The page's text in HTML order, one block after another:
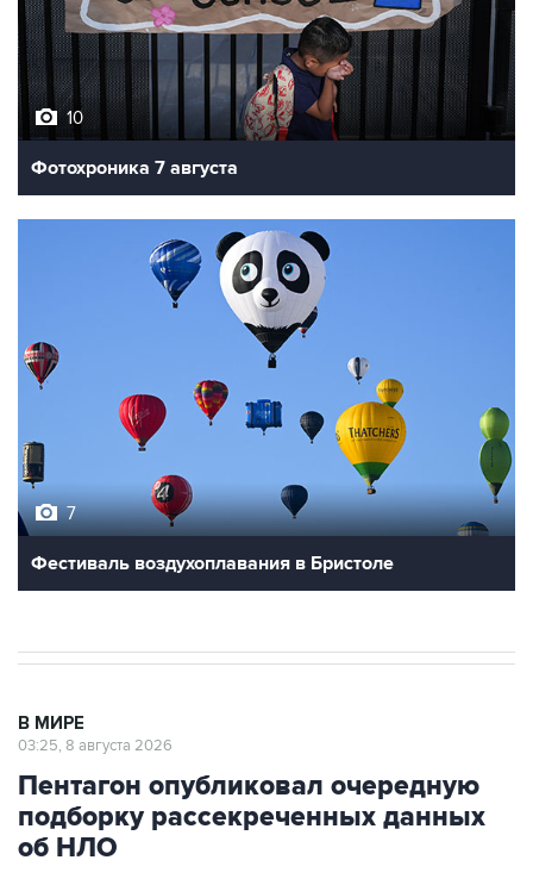
10
Фотохроника 7 августа
7
Фестиваль воздухоплавания в Бристоле
В МИРЕ
03:25, 8 августа 2026
Пентагон опубликовал очередную
подборку рассекреченных данных
об НЛО